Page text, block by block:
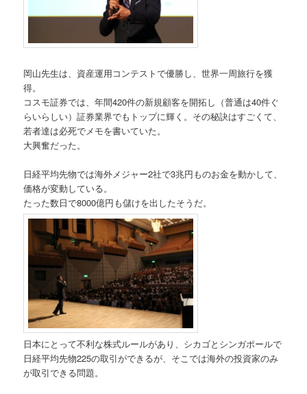
岡山先生は、資産運用コンテストで優勝し、世界一周旅行を獲
得。
コスモ証券では、年間420件の新規顧客を開拓し（普通は40件ぐ
らいらしい）証券業界でもトップに輝く。その秘訣はすごくて、
若者達は必死でメモを書いていた。
大興奮だった。
日経平均先物では海外メジャー2社で3兆円ものお金を動かして、
価格が変動している。
たった数日で8000億円も儲けを出したそうだ。
日本にとって不利な株式ルールがあり、シカゴとシンガポールで
日経平均先物225の取引ができるが、そこでは海外の投資家のみ
が取引できる問題。